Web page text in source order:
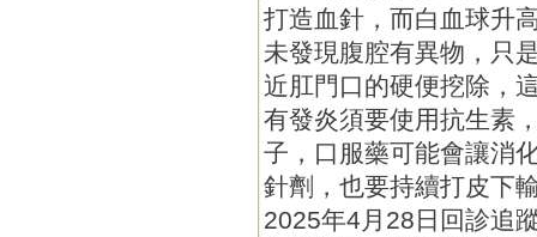
打造血針，而白血球升
未發現腹腔有異物，只
近肛門口的硬便挖除，
有發炎須要使用抗生素
子，口服藥可能會讓消
針劑，也要持續打皮下
2025年4月28日回診追